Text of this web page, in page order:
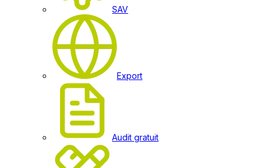
SAV
Export
Audit gratuit